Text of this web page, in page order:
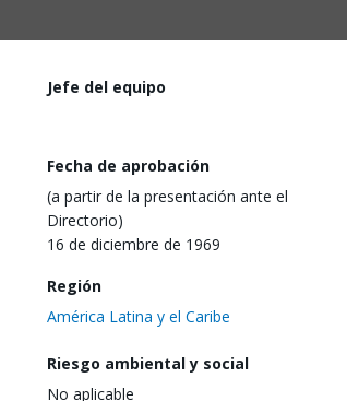
Jefe del equipo
Fecha de aprobación
(a partir de la presentación ante el
Directorio)
16 de diciembre de 1969
Región
América Latina y el Caribe
Riesgo ambiental y social
No aplicable